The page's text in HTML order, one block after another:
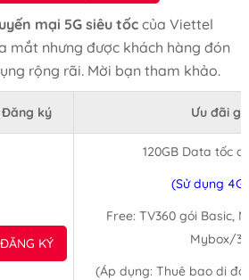
mại 5G siêu tốccủa Viettel
mắt nhưng được khách hàng đón
rộng rãi. Mời bạn tham khảo.
Đăng ký Ưu đãi
ĐĂNG KÝ
120GB Data tốc
(Sử dụng
Free: TV360 gói Basic,
Mybox/
(Áp dụng: Thuê bao di